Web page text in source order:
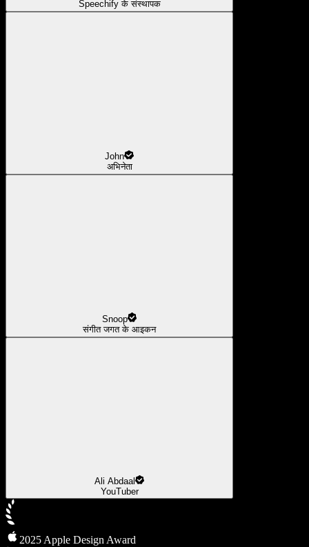
Speechify के संस्थापक
John
अभिनेता
Snoop
संगीत जगत के आइकन
Ali Abdaal
YouTuber
2025 Apple Design Award